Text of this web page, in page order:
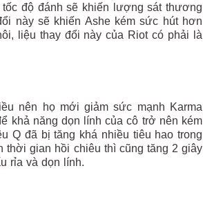
tốc độ đánh sẽ khiến lượng sát thương
này sẽ khiến Ashe kém sức hút hơn
liệu thay đổi này của Riot có phải là
nên họ mới giảm sức mạnh Karma
khả năng dọn lính của cô trở nên kém
Q đã bị tăng khá nhiều tiêu hao trong
thời gian hồi chiêu thì cũng tăng 2 giây
rỉa và dọn lính.